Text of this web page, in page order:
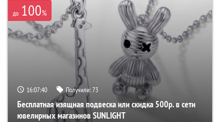
до 100%
16:07:38 Получили:73
Бесплатная изящная подвеска или скидка 500р. в сети
ювелирных магазинов SUNLIGHT